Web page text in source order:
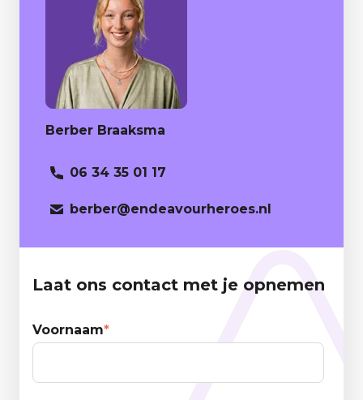
Berber Braaksma
06 34 35 01 17
berber@endeavourheroes.nl
Laat ons contact met je opnemen
Voornaam*